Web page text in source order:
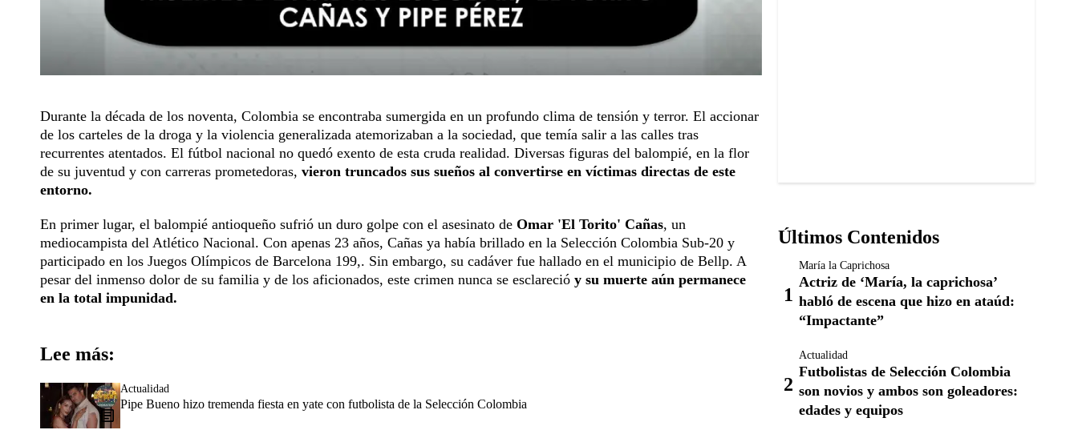
Durante la década de los noventa, Colombia se encontraba sumergida en un profundo clima de tensión y terror. El accionar
de los carteles de la droga y la violencia generalizada atemorizaban a la sociedad, que temía salir a las calles tras
recurrentes atentados. El fútbol nacional no quedó exento de esta cruda realidad. Diversas figuras del balompié, en la flor
de su juventud y con carreras prometedoras, vieron truncados sus sueños al convertirse en víctimas directas de este
entorno.
En primer lugar, el balompié antioqueño sufrió un duro golpe con el asesinato de Omar 'El Torito' Cañas, un
mediocampista del Atlético Nacional. Con apenas 23 años, Cañas ya había brillado en la Selección Colombia Sub-20 y
participado en los Juegos Olímpicos de Barcelona 199,. Sin embargo, su cadáver fue hallado en el municipio de Bellp. A
pesar del inmenso dolor de su familia y de los aficionados, este crimen nunca se esclareció y su muerte aún permanece
en la total impunidad.
Lee más:
Actualidad
Pipe Bueno hizo tremenda fiesta en yate con futbolista de la Selección Colombia
Últimos Contenidos
María la Caprichosa
Actriz de ‘María, la caprichosa’
habló de escena que hizo en ataúd:
“Impactante”
Actualidad
Futbolistas de Selección Colombia
son novios y ambos son goleadores:
edades y equipos